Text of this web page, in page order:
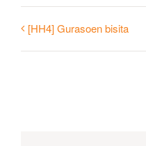
[HH4] Gurasoen bisita